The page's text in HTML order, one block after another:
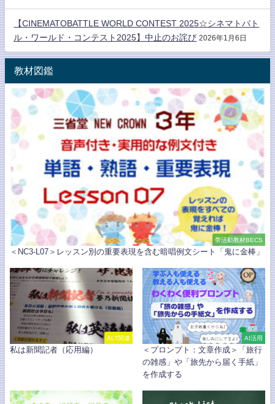
【CINEMATOBATTLE WORLD CONTEST 2025☆シネマトバト
ル・ワールド・コンテスト2025】中止のお詫び 2026年1月6日
教材図鑑
帯活動教材BECS
＜NC3-L07＞レッスン別の重要表現を含む暗唱例文シート「鬼に金棒」
ALT関連
私は新聞記者（応用編）
AI活用
＜プロンプト：文章作成＞「旅行
の雑感」や「旅先から届く手紙」
を作成する